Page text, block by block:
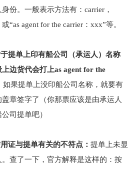
份。一般表示方法有：carrier，
“as agent for the carrier：xxx”等。
提单上印有船公司（承运人）名称
上边货代会打上as agent for the
如果提单上没印船公司名称，就要有
章签字了（你那票应该是由承运人
司提单吧）
证与提单有关的不符点： 提单上未显
。查了一下，官方解释是这样的：按